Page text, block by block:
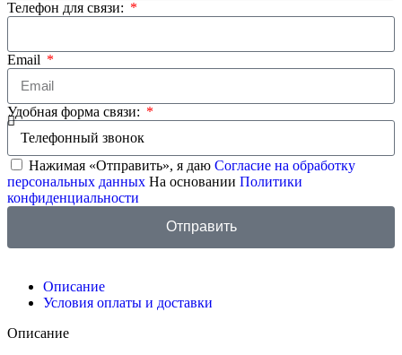
Телефон для связи:
Email
Удобная форма связи:
Нажимая «Отправить», я даю Согласие на обработку
персональных данных На основании Политики
конфиденциальности
Отправить
Описание
Условия оплаты и доставки
Описание